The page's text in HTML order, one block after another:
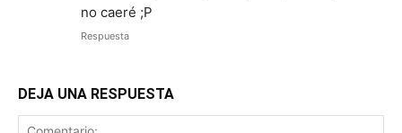
no caeré ;P
Respuesta
DEJA UNA RESPUESTA